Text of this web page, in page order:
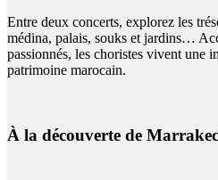
Entre deux concerts, explorez les
médina, palais, souks et jardins…
passionnés, les choristes vivent une
patrimoine marocain.
À la découverte de